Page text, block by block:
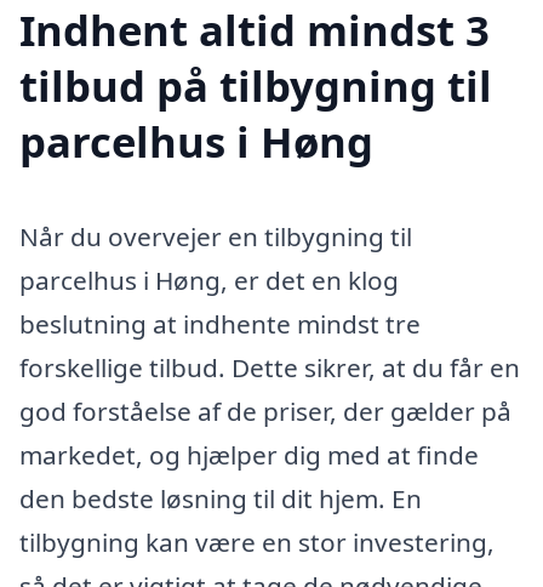
Indhent altid mindst 3
tilbud på tilbygning til
parcelhus i Høng
Når du overvejer en tilbygning til
parcelhus i Høng, er det en klog
beslutning at indhente mindst tre
forskellige tilbud. Dette sikrer, at du får en
god forståelse af de priser, der gælder på
markedet, og hjælper dig med at finde
den bedste løsning til dit hjem. En
tilbygning kan være en stor investering,